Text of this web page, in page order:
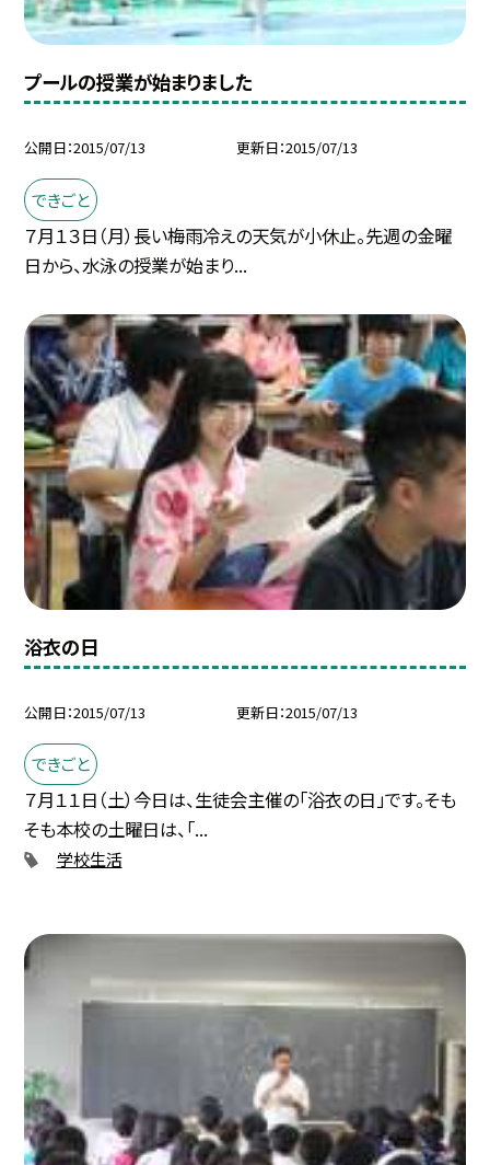
プールの授業が始まりました
公開日 2015/07/13 更新日 2015/07/13
できごと
７月１３日（月）長い梅雨冷えの天気が小休止。先週の金曜
日から、水泳の授業が始まり...
浴衣の日
公開日 2015/07/13 更新日 2015/07/13
できごと
７月１１日（土）今日は、生徒会主催の「浴衣の日」です。そも
そも本校の土曜日は、「...
学校生活